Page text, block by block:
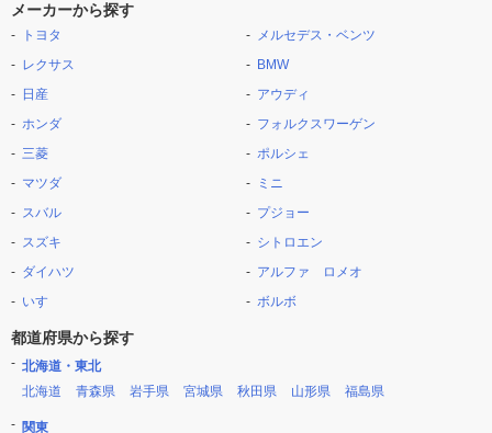
メーカーから探す
トヨタ
レクサス
日産
ホンダ
三菱
マツダ
スバル
スズキ
ダイハツ
いすゞ
メルセデス・ベンツ
BMW
アウディ
フォルクスワーゲン
ポルシェ
ミニ
プジョー
シトロエン
アルファ ロメオ
ボルボ
都道府県から探す
北海道・東北
北海道
青森県 岩手県 宮城県 秋田県 山形県 福島県
関東